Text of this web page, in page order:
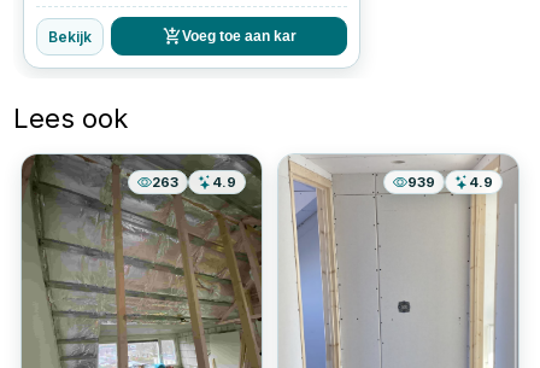
Bekijk Voeg toe aan kar
Lees ook
263 4.9 939 4.9